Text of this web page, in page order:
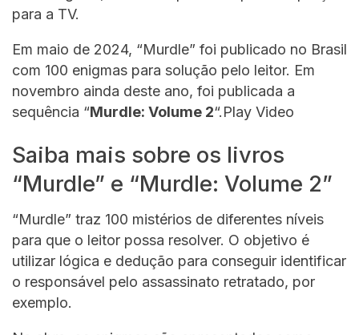
para a TV.
Em maio de 2024, “Murdle” foi publicado no Brasil
com 100 enigmas para solução pelo leitor. Em
novembro ainda deste ano, foi publicada a
sequência “Murdle: Volume 2“.Play Video
Saiba mais sobre os livros
“Murdle” e “Murdle: Volume 2”
“Murdle” traz 100 mistérios de diferentes níveis
para que o leitor possa resolver. O objetivo é
utilizar lógica e dedução para conseguir identificar
o responsável pelo assassinato retratado, por
exemplo.